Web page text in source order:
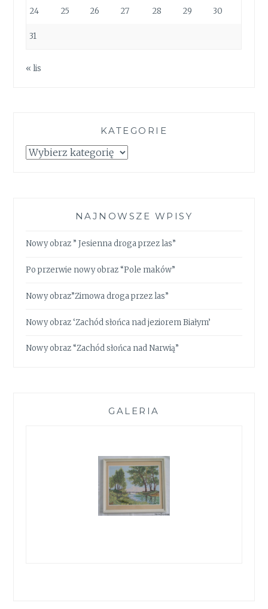
24 25 26 27 28 29 30
31
« lis
KATEGORIE
Kategorie
NAJNOWSZE WPISY
Nowy obraz ” Jesienna droga przez las”
Po przerwie nowy obraz “Pole maków”
Nowy obraz”Zimowa droga przez las”
Nowy obraz ‘Zachód słońca nad jeziorem Białym’
Nowy obraz “Zachód słońca nad Narwią”
GALERIA